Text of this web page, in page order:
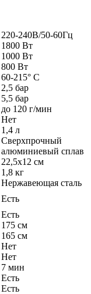
220-240В/50-60Гц
1800 Вт
1000 Вт
800 Вт
60-215° C
2,5 бар
5,5 бар
до 120 г/мин
Нет
1,4 л
Сверхпрочный
алюминиевый сплав
22,5х12 см
1,8 кг
Нержавеющая сталь
Есть
Есть
175 см
165 см
Нет
Нет
7 мин
Есть
Есть